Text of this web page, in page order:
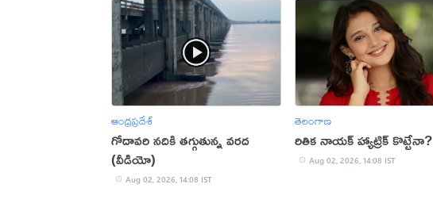
ఆంధ్రప్రదేశ్
గోదావరి నదికి తగ్గుతున్న వరద
(వీడియో)
Aug 02, 2026, 14:08 IST
తెలంగాణ
రితిక నాయక్ హ్యాట్రిక్ కొట్టేనా?
Aug 02, 2026, 14:08 IST